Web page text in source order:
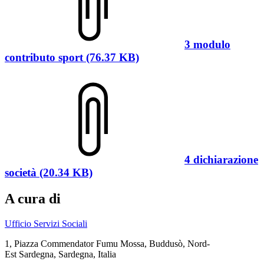
3 modulo
contributo sport (76.37 KB)
4 dichiarazione
società (20.34 KB)
A cura di
Ufficio Servizi Sociali
1, Piazza Commendator Fumu Mossa, Buddusò, Nord-
Est Sardegna, Sardegna, Italia